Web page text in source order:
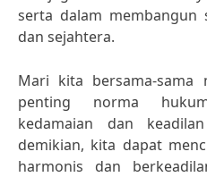
serta dalam membangun
dan sejahtera.
Mari kita bersama-sama
penting norma
kedamaian dan
demikian, kita dapat
harmonis dan